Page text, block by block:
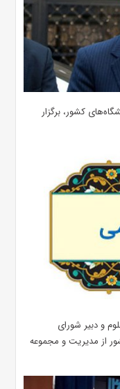
کشور، برگزار
و دبیر شورای
از مدیریت و مجموعه